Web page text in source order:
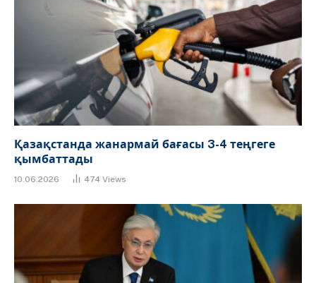
Қазақстанда жанармай бағасы 3-4 теңгеге
қымбаттады
10.06.2026 474 Views